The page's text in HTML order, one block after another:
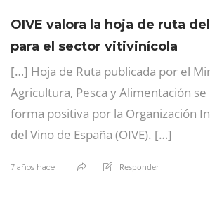
OIVE valora la hoja de ruta
para el sector vitivinícola
[…] Hoja de Ruta publicada por el
Agricultura, Pesca y Alimentación
forma positiva por la Organización
del Vino de España (OIVE). […]
7 años hace Responder